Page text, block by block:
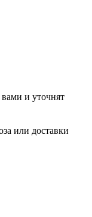
и уточнят
или доставки